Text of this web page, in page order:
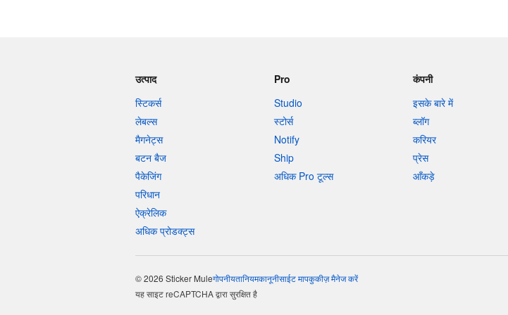
उत्पाद
स्टिकर्स
लेबल्स
मैगनेट्स
बटन बैज
पैकेजिंग
परिधान
ऐक्रेलिक
अधिक प्रोडक्ट्स
Pro
Studio
स्टोर्स
Notify
Ship
अधिक Pro टूल्स
कंपनी
इसके बारे में
ब्लॉग
करियर
प्रेस
आँकड़े
© 2026 Sticker Muleगोपनीयतानियमकानूनीसाईट मापकुकीज़ मैनेज करें
यह साइट reCAPTCHA द्वारा सुरक्षित है